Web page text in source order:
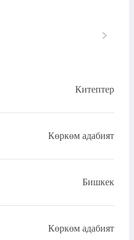
Китептер
Көркөм адабият
Бишкек
Көркөм адабият